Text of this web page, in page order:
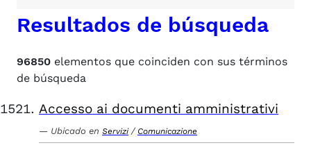
Resultados de búsqueda
96850 elementos que coinciden con sus términos
de búsqueda
Accesso ai documenti amministrativi
Ubicado en Servizi / Comunicazione